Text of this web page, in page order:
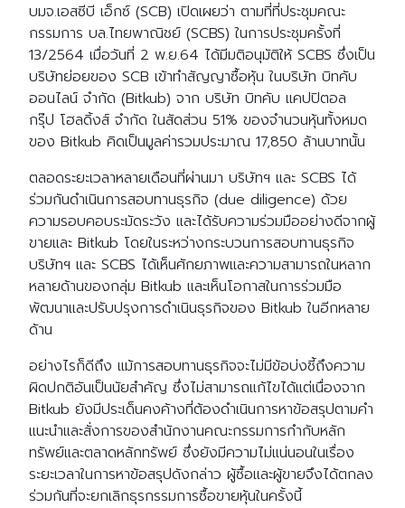
บมจ.เอสซีบี เอ็กซ์ (SCB) เปิดเผยว่า ตามที่ที่ประชุมคณะ
กรรมการ บล.ไทยพาณิชย์ (SCBS) ในการประชุมครั้งที่
13/2564 เมื่อวันที่ 2 พ.ย.64 ได้มีมติอนุมัติให้ SCBS ซึ่งเป็น
บริษัทย่อยของ SCB เข้าทำสัญญาซื้อหุ้น ในบริษัท บิทคับ
ออนไลน์ จำกัด (Bitkub) จาก บริษัท บิทคับ แคปปิตอล
กรุ๊ป โฮลดิ้งส์ จำกัด ในสัดส่วน 51% ของจำนวนหุ้นทั้งหมด
ของ Bitkub คิดเป็นมูลค่ารวมประมาณ 17,850 ล้านบาทนั้น
ตลอดระยะเวลาหลายเดือนที่ผ่านมา บริษัทฯ และ SCBS ได้
ร่วมกันดำเนินการสอบทานธุรกิจ (due diligence) ด้วย
ความรอบคอบระมัดระวัง และได้รับความร่วมมืออย่างดีจากผู้
ขายและ Bitkub โดยในระหว่างกระบวนการสอบทานธุรกิจ
บริษัทฯ และ SCBS ได้เห็นศักยภาพและความสามารถในหลาก
หลายด้านของกลุ่ม Bitkub และเห็นโอกาสในการร่วมมือ
พัฒนาและปรับปรุงการดำเนินธุรกิจของ Bitkub ในอีกหลาย
ด้าน
อย่างไรก็ดีถึง แม้การสอบทานธุรกิจจะไม่มีข้อบ่งชี้ถึงความ
ผิดปกติอันเป็นนัยสำคัญ ซึ่งไม่สามารถแก้ไขได้แต่เนื่องจาก
Bitkub ยังมีประเด็นคงค้างที่ต้องดำเนินการหาข้อสรุปตามคำ
แนะนำและสั่งการของสำนักงานคณะกรรมการกำกับหลัก
ทรัพย์และตลาดหลักทรัพย์ ซึ่งยังมีความไม่แน่นอนในเรื่อง
ระยะเวลาในการหาข้อสรุปดังกล่าว ผู้ซื้อและผู้ขายจึงได้ตกลง
ร่วมกันที่จะยกเลิกธุรกรรมการซื้อขายหุ้นในครั้งนี้